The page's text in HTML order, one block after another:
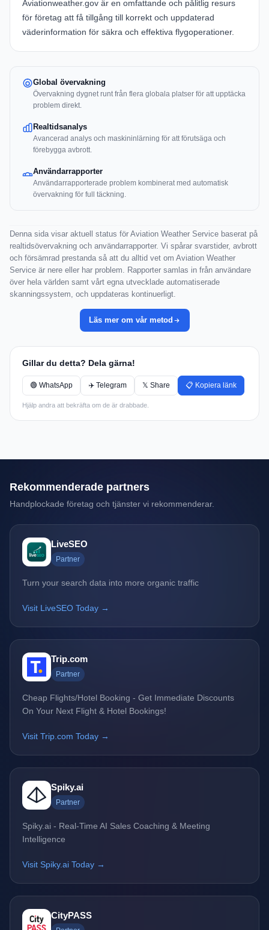
Aviationweather.gov är en omfattande och pålitlig resurs
för företag att få tillgång till korrekt och uppdaterad
väderinformation för säkra och effektiva flygoperationer.
Global övervakning
Övervakning dygnet runt från flera globala platser för att upptäcka
problem direkt.
Realtidsanalys
Avancerad analys och maskininlärning för att förutsäga och
förebygga avbrott.
Användarrapporter
Användarrapporterade problem kombinerat med automatisk
övervakning för full täckning.
Denna sida visar aktuell status för Aviation Weather Service baserat på
realtidsövervakning och användarrapporter. Vi spårar svarstider, avbrott
och försämrad prestanda så att du alltid vet om Aviation Weather
Service är nere eller har problem. Rapporter samlas in från användare
över hela världen samt vårt egna utvecklade automatiserade
skanningssystem, och uppdateras kontinuerligt.
Läs mer om vår metod
Gillar du detta? Dela gärna!
🟢 WhatsApp ✈️ Telegram 𝕏 Share 📋 Kopiera länk
Hjälp andra att bekräfta om de är drabbade.
Rekommenderade partners
Handplockade företag och tjänster vi rekommenderar.
LiveSEO
Partner
Turn your search data into more organic traffic
Visit LiveSEO Today →
Trip.com
Partner
Cheap Flights/Hotel Booking - Get Immediate Discounts
On Your Next Flight & Hotel Bookings!
Visit Trip.com Today →
Spiky.ai
Partner
Spiky.ai - Real-Time AI Sales Coaching & Meeting
Intelligence
Visit Spiky.ai Today →
CityPASS